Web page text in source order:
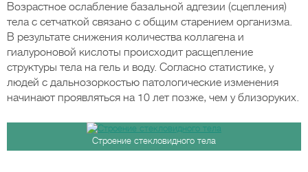
Возрастное ослабление базальной адгезии (сцепления)
тела с сетчаткой связано с общим старением организма.
В результате снижения количества коллагена и
гиалуроновой кислоты происходит расщепление
структуры тела на гель и воду. Согласно статистике, у
людей с дальнозоркостью патологические изменения
начинают проявляться на 10 лет позже, чем у близоруких.
Строение стекловидного тела